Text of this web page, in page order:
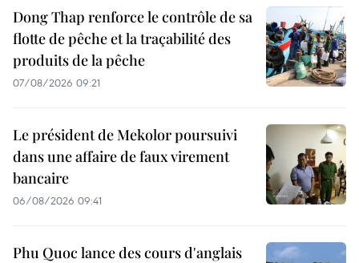
Dong Thap renforce le contrôle de sa
flotte de pêche et la traçabilité des
produits de la pêche
07/08/2026 09:21
Le président de Mekolor poursuivi
dans une affaire de faux virement
bancaire
06/08/2026 09:41
Phu Quoc lance des cours d'anglais